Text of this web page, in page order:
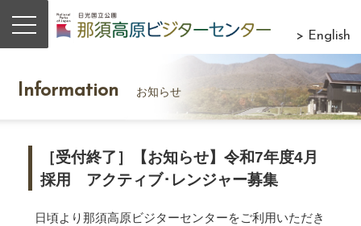
> English
Information お知らせ
［受付終了］【お知らせ】令和7年度4月
採用 アクティブ･レンジャー募集
日頃より那須高原ビジターセンターをご利用いただき